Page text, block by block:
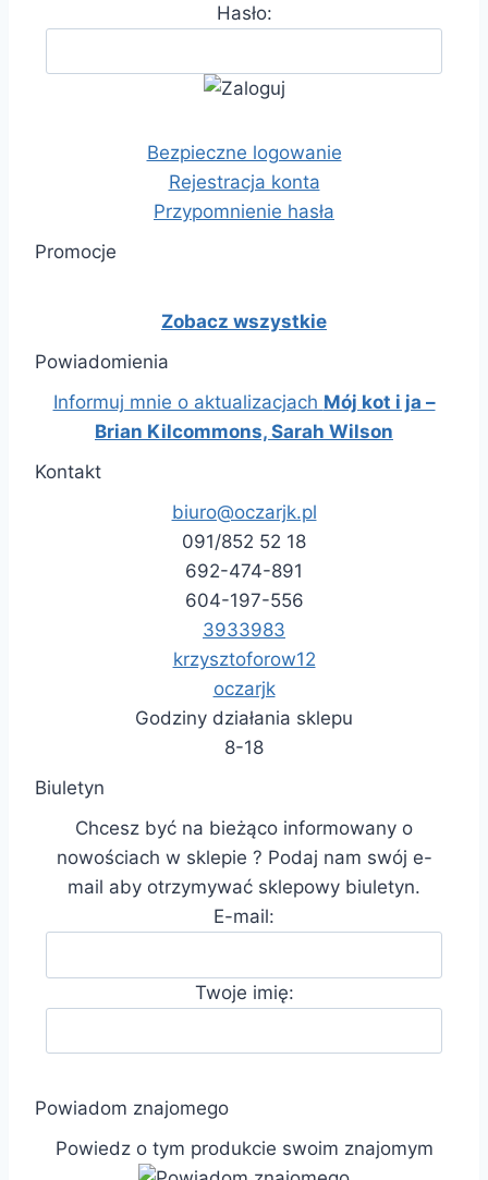
Hasło:
Bezpieczne logowanie
Rejestracja konta
Przypomnienie hasła
Promocje
Zobacz wszystkie
Powiadomienia
Informuj mnie o aktualizacjach Mój kot i ja –
Brian Kilcommons, Sarah Wilson
Kontakt
biuro@oczarjk.pl
091/852 52 18
692-474-891
604-197-556
3933983
krzysztoforow12
oczarjk
Godziny działania sklepu
8-18
Biuletyn
Chcesz być na bieżąco informowany o
nowościach w sklepie ? Podaj nam swój e-
mail aby otrzymywać sklepowy biuletyn.
E-mail:
Twoje imię:
Powiadom znajomego
Powiedz o tym produkcie swoim znajomym